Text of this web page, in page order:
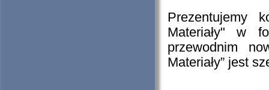
Prezentujemy
Materiały" w
przewodnim
Materiały” jest